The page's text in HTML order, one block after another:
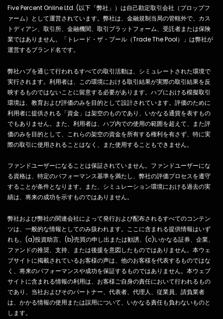
あります。これを避けるために、トレーダーは事前に計画したシ
ナリオの実行に集中すべきであり、感情や短期的な市場の動きだ
けに基づいて決定を下すべきではありません。さらに、トレーダ
ーはトレードを監視している際に見える含み益や含み損に基づい
てトレード管理の決定を下すことを避けるべきです。 効果的にリ
スクを管理するためには、損切りの配置と計画したシナリオの実
行する前に確かな計画を立てることで、トレーダーは厳格な損切
りがなくても合理的な決定を下すことができます。さらに、トレ
ードの管理は、否定的な結果につながる可能性のあるマイクロマ
ネジメントや過剰管理を避けるために、慎重に行う必要がありま
す。 新人トレーダーのためのリスク管理戦略 トレードに関して
は、リスク管理はあらゆるトレーダーにとって最優先事項である
べきです。トレードを行う前に、潜在的なシナリオを分析し、関
連するリスクを考慮することが不可欠です。ボルダリングと同様
が実現するわけではなくても、リスク管理を成功させるためには
計画を持つことが必要です。新人トレーダーにとっては、手を広
げる前に一つの資産または市場に焦点を当て、それを徹底的に学
ぶのが最善です。複数の資産や市場を取引することは圧倒される
ジについては、正しく使用すれば役立ちますが、薬物のように中
毒性を持つこともあります。レバレッジを賢く使い、常に関連す
るリスクを考慮することが極めて重要です。全体として、トレー
ドを成功させる鍵は、徹底した分析と慎重なレバレッジの使用を
含む、確かなリスク管理戦略にあります。 適切なレバレッジの決
定 レバレッジは、個々のトレードスタイルに基づいた個人的な決
定であるべきです。トレーダーは、良いトレードを実行するため
にレバレッジの全ポテンシャルを使用する必要はありません。よ
りアグレッシブになることは、リスク管理トレードを改善するの
に役立つこともありますが、常に全額を投入して購買力をフルに
使う必要があるわけではありません。 リスク管理における間違い
しか見ていないトレーダーのミスにも言及しています。 トレード
をビジネスと考え、パートナーシップや会社の一部として真剣に
取り組むことで、より冷静で責任ある意思決定ができるようにな
ると彼は述べています。 👉さらに多くのエピソードは、Spotify
のチャンネルでチェックしてください。 👉プロとしてのトレード
覧ください。
Five Percent Online Ltd. (以下「弊社」）は自己勘定取引会社（プロップフ
ァーム）として運営されています。弊社は、金融規制当局の管轄外で、カス
トディアン、取引所、金融機関、取引プラットフォーム、受託者または保険
業ではありません。「トレード・ザ・プール（Trade The Pool）」は弊社が
運営するブランド名です。
弊社ハブを通じて行われるすべての取引活動は、シミュレートされた環境で
実行されます。利用者は、この環境における取引結果が実際の取引結果を反
映するものではないことに留意する必要があります。ハブにおける模擬取引
環境は、教育および評価のみを目的として設計されています。評価のために
利用者に提供される「資金」は架空のものであり、いかなる通貨を表すもの
でもありません。また、利用者は、ハブ内での使用の範囲を超えて、また評
価のみを目的として、これらの架空の資金を所有する権利を有さず、特に実
際の取引に使用されることはなく、また使用することもできません。
ファンドユーザーになることは保証されていません。ファンドユーザーにな
る資格は、特定のパフォーマンス基準を満たし、弊社の評価プロセスを遵守
することが条件となります。また、シミュレーション環境における過去の実
績は、将来の成功を示すものではありません。
弊社および弊社の関連会社によって発行および配布されるすべてのコンテン
ツは、一般的な情報としてのみ扱われます。ここに含まれる提供情報はいず
れも、(a)投資助言、(b)売買の申し出または勧誘、(c)いかなる証券、企業、
ファンドの推奨、支持、または後援を意図したものではありません。本ウェ
ブサイトに掲載されているお客様の声は、他のお客様を代表するものではな
く、将来のパフォーマンスや成功を保証するものではありません。本ウェブ
サイトに含まれる情報の利用は、お客様ご自身の責任において行われるもの
であり、当社およびそのパートナー、代表者、代理人、従業員、請負業者
は、かかる情報の使用または誤用について、いかなる責任も負わないものと
します。